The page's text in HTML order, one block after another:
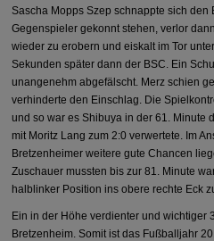
Sascha Mopps Szep schnappte sich
Gegenspieler gekonnt stehen, verlor
wieder zu erobern und eiskalt im Tor
Sekunden später dann der BSC. Ein
unangenehm abgefälscht. Merz schien
verhinderte den Einschlag. Die
und so war es Shibuya in der 61. Minute
mit Moritz Lang zum 2:0 verwertete. Im
Bretzenheimer weitere gute Chancen
Zuschauer mussten bis zur 81. Minute
halblinker Position ins obere rechte Eck
Ein in der Höhe verdienter und wichtiger
Bretzenheim. Somit ist das Fußballjahr